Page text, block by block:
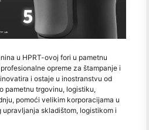
u HPRT-ovoj fori u pametnu
opreme za štampanje i
i ostaje u inostranstvu od
pametnu trgovinu, logistiku,
pomoći velikim korporacijama u
skladištom, logistikom i